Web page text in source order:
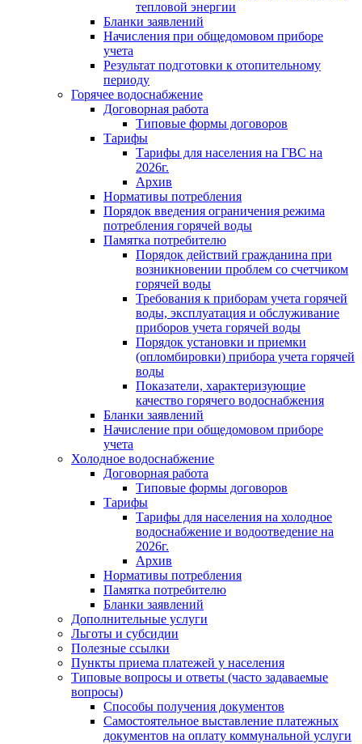
тепловой энергии
Бланки заявлений
Начисления при общедомовом приборе
учета
Результат подготовки к отопительному
периоду
Горячее водоснабжение
Договорная работа
Типовые формы договоров
Тарифы
Тарифы для населения на ГВС на
2026г.
Архив
Нормативы потребления
Порядок введения ограничения режима
потребления горячей воды
Памятка потребителю
Порядок действий гражданина при
возникновении проблем со счетчиком
горячей воды
Требования к приборам учета горячей
воды, эксплуатация и обслуживание
приборов учета горячей воды
Порядок установки и приемки
(опломбировки) прибора учета горячей
воды
Показатели, характеризующие
качество горячего водоснабжения
Бланки заявлений
Начисление при общедомовом приборе
учета
Холодное водоснабжение
Договорная работа
Типовые формы договоров
Тарифы
Тарифы для населения на холодное
водоснабжение и водоотведение на
2026г.
Архив
Нормативы потребления
Памятка потребителю
Бланки заявлений
Дополнительные услуги
Льготы и субсидии
Полезные ссылки
Пункты приема платежей у населения
Типовые вопросы и ответы (часто задаваемые
вопросы)
Способы получения документов
Самостоятельное выставление платежных
документов на оплату коммунальной услуги